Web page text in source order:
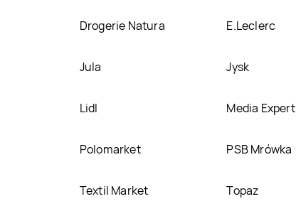
Drogerie Natura E.Leclerc
Jula Jysk
Lidl Media Expert
Polomarket PSB Mrówka
Textil Market Topaz